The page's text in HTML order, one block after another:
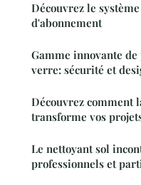
Découvrez le
d'abonnement
Gamme innovante
verre: sécurité et
Découvrez comment
transforme vos
Le nettoyant sol
professionnels et